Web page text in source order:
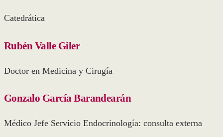
Catedrática
Rubén Valle Giler
Doctor en Medicina y Cirugía
Gonzalo García Barandearán
Médico Jefe Servicio Endocrinología: consulta externa